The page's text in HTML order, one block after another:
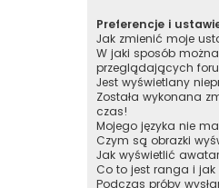
Preferencje i
Jak zmienić moje
W jaki sposób
przeglądających
Jest wyświetlany
Została wykonana
czas!
Mojego języka nie
Czym są obrazki
Jak wyświetlić
Co to jest ranga i
Podczas próby